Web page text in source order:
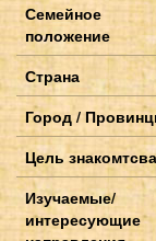
Семейное
положение
Страна
Город /
Цель знакомтсва
Изучаемые/
интересующие